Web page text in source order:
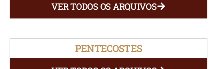
VER TODOS OS ARQUIVOS
PENTECOSTES